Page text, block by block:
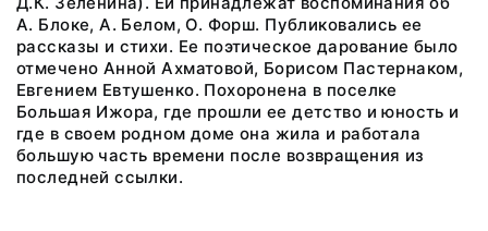
А. Блоке, А. Белом, О. Форш. Публиковались ее
рассказы и стихи. Ее поэтическое дарование было
отмечено Анной Ахматовой, Борисом Пастернаком,
Евгением Евтушенко. Похоронена в поселке
Большая Ижора, где прошли ее детство и юность и
где в своем родном доме она жила и работала
большую часть времени после возвращения из
последней ссылки.